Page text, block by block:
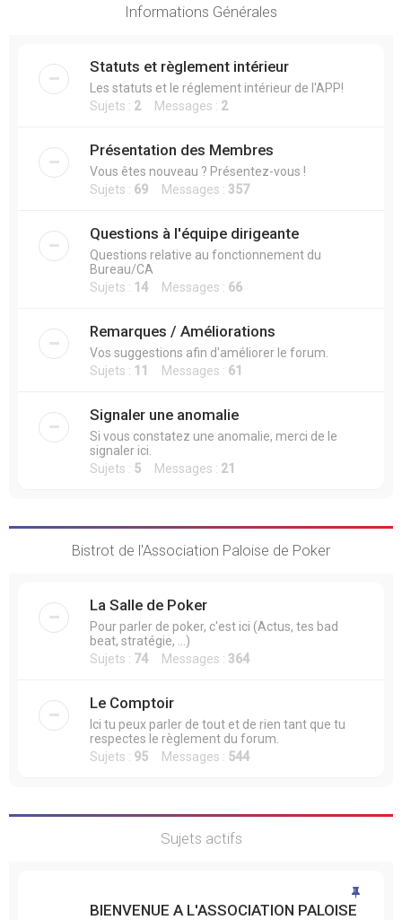
Informations Générales
Statuts et règlement intérieur
Les statuts et le réglement intérieur de l'APP!
Sujets : 2Messages : 2
Présentation des Membres
Vous êtes nouveau ? Présentez-vous !
Sujets : 69 Messages : 357
Questions à l'équipe dirigeante
Questions relative au fonctionnement du
Bureau/CA
Sujets : 14 Messages : 66
Remarques / Améliorations
Vos suggestions afin d'améliorer le forum.
Sujets : 11 Messages : 61
Signaler une anomalie
Si vous constatez une anomalie, merci de le
signaler ici.
Sujets : 5 Messages : 21
Bistrot de l'Association Paloise de Poker
La Salle de Poker
Pour parler de poker, c'est ici (Actus, tes bad
beat, stratégie, ...)
Sujets : 74 Messages : 364
Le Comptoir
Ici tu peux parler de tout et de rien tant que tu
respectes le règlement du forum.
Sujets : 95 Messages : 544
Sujets actifs
BIENVENUE A L'ASSOCIATION PALOISE